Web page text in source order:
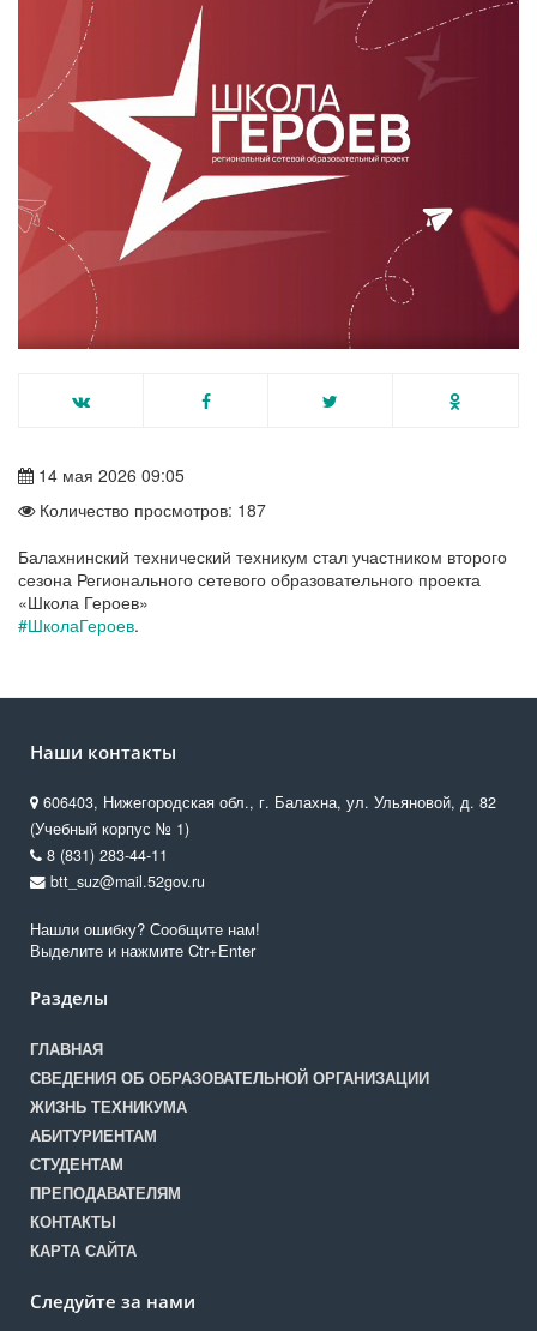
14 мая 2026 09:05
Количество просмотров: 187
Балахнинский технический техникум стал участником второго
сезона Регионального сетевого образовательного проекта
«Школа Героев»
#ШколаГероев.
Наши контакты
606403, Нижегородская обл., г. Балахна, ул. Ульяновой, д. 82
(Учебный корпус № 1)
8 (831) 283-44-11
btt_suz@mail.52gov.ru
Нашли ошибку? Сообщите нам!
Выделите и нажмите Ctr+Enter
Разделы
ГЛАВНАЯ
СВЕДЕНИЯ ОБ ОБРАЗОВАТЕЛЬНОЙ ОРГАНИЗАЦИИ
ЖИЗНЬ ТЕХНИКУМА
АБИТУРИЕНТАМ
СТУДЕНТАМ
ПРЕПОДАВАТЕЛЯМ
КОНТАКТЫ
КАРТА САЙТА
Следуйте за нами